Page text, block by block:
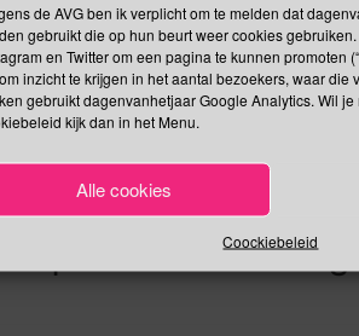
de AVG ben ik verplicht om te melden dat
gebruikt die op hun beurt weer cookies
en Twitter om een pagina te kunnen promoten
inzicht te krijgen in het aantal bezoekers, waar
gebruikt dagenvanhetjaar Google Analytics. Wil je
kijk dan in het Menu.
Alle cookies
Coockiebeleid
Engel Dag | Dag
Basis van Religie